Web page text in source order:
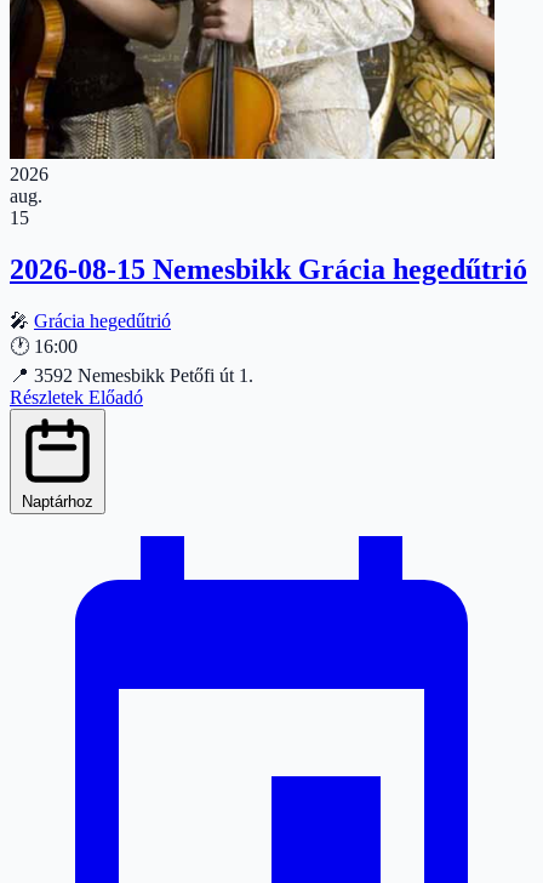
2026
aug.
15
2026-08-15 Nemesbikk Grácia hegedűtrió
🎤 Grácia hegedűtrió
🕐 16:00
📍 3592 Nemesbikk Petőfi út 1.
Részletek Előadó
Naptárhoz